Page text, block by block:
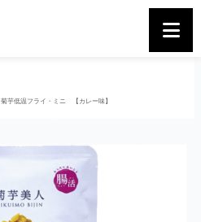
菊芋低温フライ・ミニ 【カレー味】